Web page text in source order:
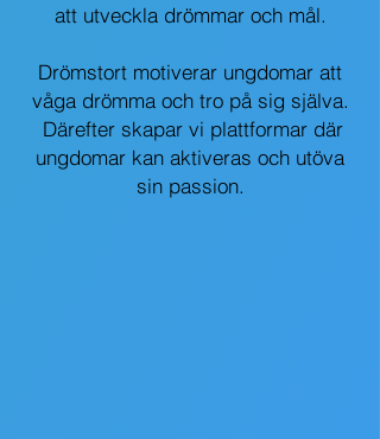
att utveckla drömmar och mål.
Drömstort motiverar ungdomar att
våga drömma och tro på sig själva.
Därefter skapar vi plattformar där
ungdomar kan aktiveras och utöva
sin passion.